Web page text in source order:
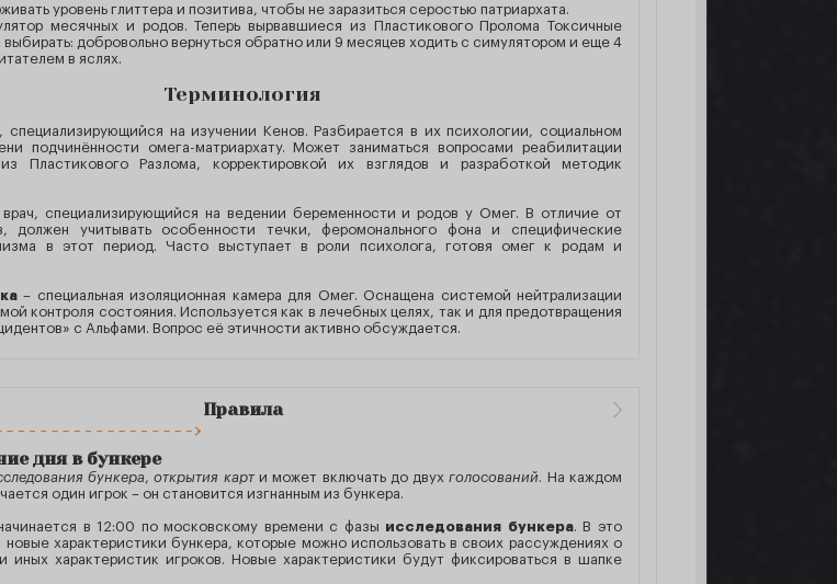
уровень глиттера и позитива, чтобы не заразиться серостью патриархата.
месячных и родов. Теперь вырвавшиеся из Пластикового Пролома Токсичные
добровольно вернуться обратно или 9 месяцев ходить с симулятором и еще 4
в яслях.
Терминология
специализирующийся на изучении Кенов. Разбирается в их психологии, социальном
подчинённости омега-матриархату. Может заниматься вопросами реабилитации
Пластикового Разлома, корректировкой их взглядов и разработкой методик
специализирующийся на ведении беременности и родов у Омег. В отличие от
должен учитывать особенности течки, феромонального фона и специфические
в этот период. Часто выступает в роли психолога, готовя омег к родам и
– специальная изоляционная камера для Омег. Оснащена системой нейтрализации
контроля состояния. Используется как в лечебных целях, так и для предотвращения
с Альфами. Вопрос её этичности активно обсуждается.
Правила
дня в бункере
бункера,открытия карти может включать до двухголосований. На каждом
один игрок – он становится изгнанным из бункера.
в 12:00 по московскому времени с фазы исследования бункера. В это
характеристики бункера, которые можно использовать в своих рассуждениях о
иных характеристик игроков. Новые характеристики будут фиксироваться в шапке